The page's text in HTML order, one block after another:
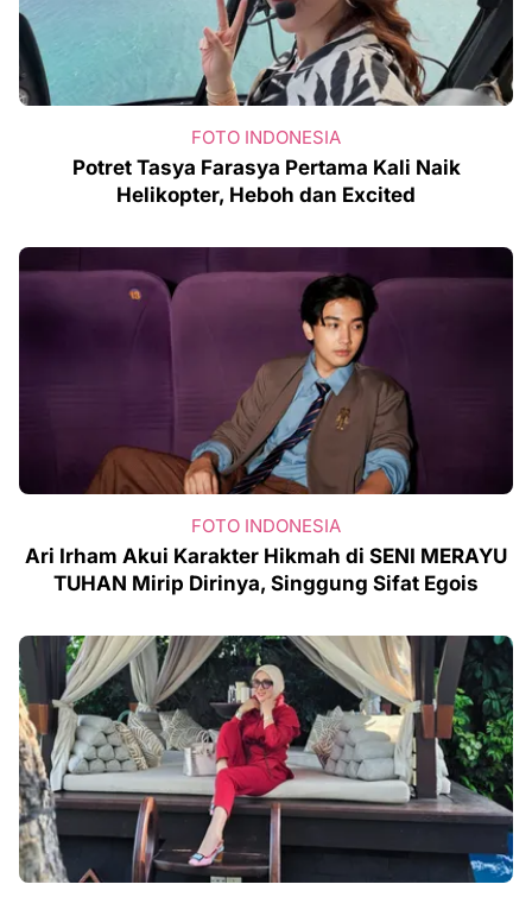
FOTO INDONESIA
Potret Tasya Farasya Pertama Kali Naik
Helikopter, Heboh dan Excited
FOTO INDONESIA
Ari Irham Akui Karakter Hikmah di SENI MERAYU
TUHAN Mirip Dirinya, Singgung Sifat Egois